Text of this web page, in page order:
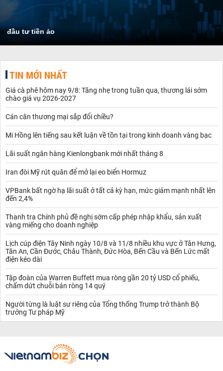
đầu tư tiền ảo
TIN MỚI NHẤT
Giá cà phê hôm nay 9/8: Tăng nhẹ trong tuần qua, thương lái sớm
chào giá vụ 2026-2027
Cán cân thương mại sắp đổi chiều?
Mi Hồng lên tiếng sau kết luận về tồn tại trong kinh doanh vàng bạc
Lãi suất ngân hàng Kienlongbank mới nhất tháng 8
Iran đòi Mỹ rút quân để mở lại eo biển Hormuz
VPBank bất ngờ hạ lãi suất ở tất cả kỳ hạn, mức giảm mạnh nhất lên
đến 2,4%
Thanh tra Chính phủ đề nghị sớm cấp phép nhập khẩu, sản xuất
vàng miếng cho doanh nghiệp
Lịch cúp điện Tây Ninh ngày 10/8 và 11/8 nhiều khu vực ở Tân Hưng,
Tân An, Cần Đước, Châu Thành, Đức Hòa, Bến Cầu và Bến Lức mất
điện kéo dài
Tập đoàn của Warren Buffett mua ròng gần 20 tỷ USD cổ phiếu,
chấm dứt chuỗi bán ròng 14 quý
Người từng là luật sư riêng của Tổng thống Trump trở thành Bộ
trưởng Tư pháp Mỹ